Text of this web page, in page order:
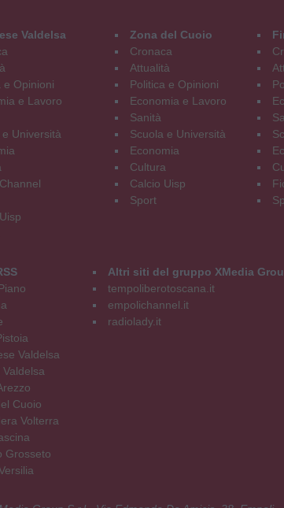
Valdelsa
e Opinioni
e Lavoro
e Università
Zona del Cuoio
Cronaca
Attualità
Politica e Opinioni
Economia e Lavoro
Sanità
Scuola e Università
Economia
Cultura
Calcio Uisp
Sport
Valdelsa
Valdelsa
Cuoio
Volterra
Grosseto
Altri siti del gruppo XMedia
tempoliberotoscana.it
empolichannel.it
radiolady.it